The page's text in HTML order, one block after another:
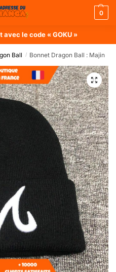
0
avec le code « GOKU »
Ball / Bonnet Dragon Ball : Majin